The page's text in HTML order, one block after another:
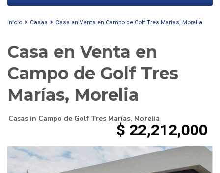
Inicio Casas Casa en Venta en Campo de Golf Tres Marías, Morelia
Casa en Venta en
Campo de Golf Tres
Marías, Morelia
Casas in Campo de Golf Tres Marías, Morelia
$ 22,212,000